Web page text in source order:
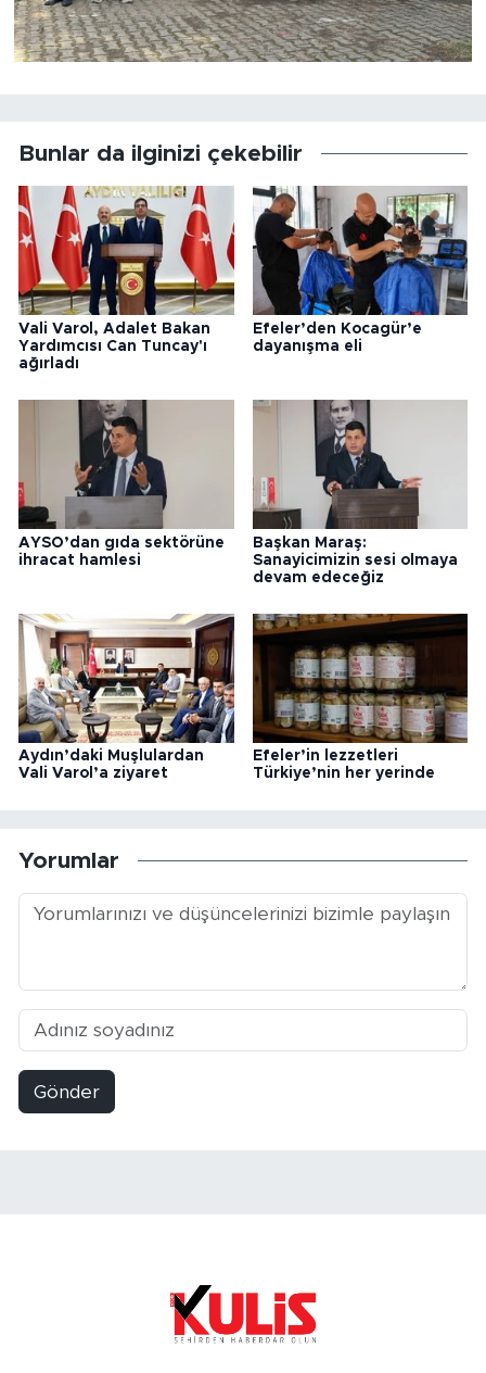
Bunlar da ilginizi çekebilir
Vali Varol, Adalet Bakan
Yardımcısı Can Tuncay'ı
ağırladı
Efeler’den Kocagür’e
dayanışma eli
AYSO’dan gıda sektörüne
ihracat hamlesi
Başkan Maraş:
Sanayicimizin sesi olmaya
devam edeceğiz
Aydın’daki Muşlulardan
Vali Varol’a ziyaret
Efeler’in lezzetleri
Türkiye’nin her yerinde
Yorumlar
Gönder